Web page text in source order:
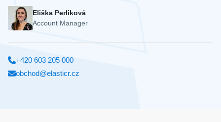
Eliška Perliková
Account Manager
+420 603 205 000
obchod@elasticr.cz